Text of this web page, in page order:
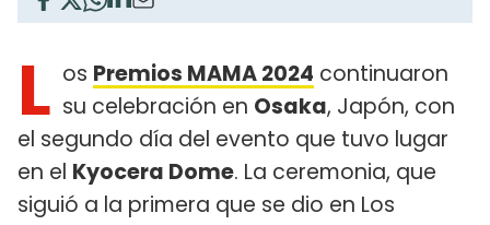
L os Premios MAMA 2024 continuaron
su celebración en Osaka, Japón, con
el segundo día del evento que tuvo lugar
en el Kyocera Dome. La ceremonia, que
siguió a la primera que se dio en Los